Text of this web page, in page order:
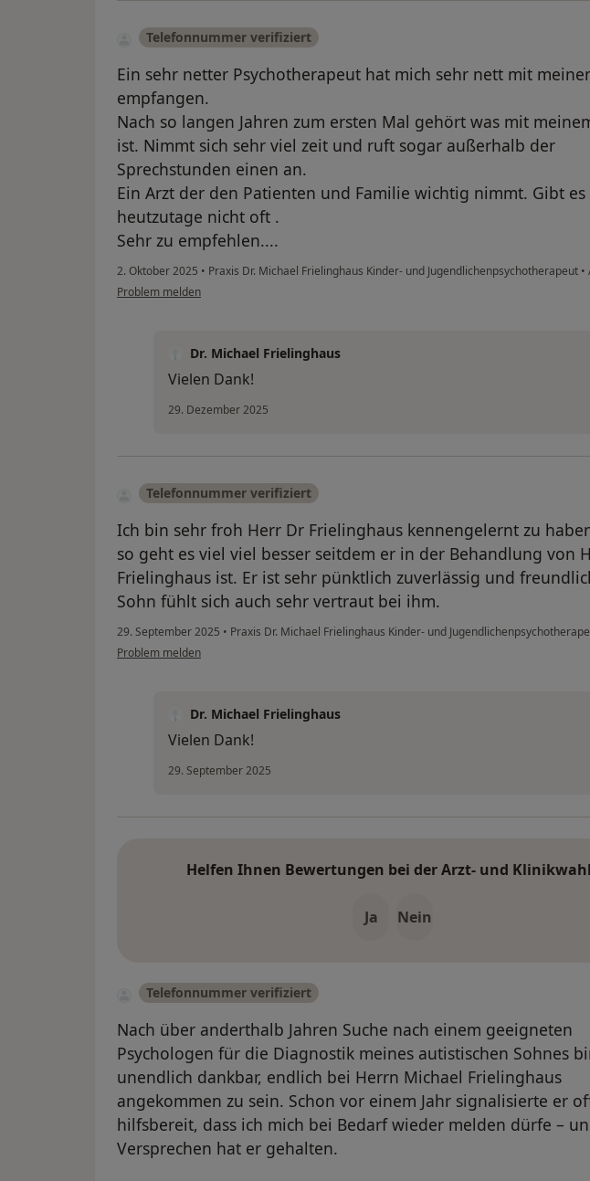
Telefonnummer verifiziert
Ein sehr netter Psychotherapeut hat mich sehr nett mit
empfangen.
Nach so langen Jahren zum ersten Mal gehört was mit
ist. Nimmt sich sehr viel zeit und ruft sogar außerhalb der
Sprechstunden einen an.
Ein Arzt der den Patienten und Familie wichtig nimmt. Gibt
heutzutage nicht oft .
Sehr zu empfehlen....
2. Oktober 2025 • Praxis Dr. Michael Frielinghaus Kinder- und Jugendlichenpsychotherapeut •
Problem melden
Dr. Michael Frielinghaus
Vielen Dank!
29. Dezember 2025
Telefonnummer verifiziert
Ich bin sehr froh Herr Dr Frielinghaus kennengelernt zu
so geht es viel viel besser seitdem er in der Behandlung von
Frielinghaus ist. Er ist sehr pünktlich zuverlässig und
Sohn fühlt sich auch sehr vertraut bei ihm.
29. September 2025 • Praxis Dr. Michael Frielinghaus Kinder- und
Problem melden
Dr. Michael Frielinghaus
Vielen Dank!
29. September 2025
Helfen Ihnen Bewertungen bei der Arzt- und
Ja Nein
Telefonnummer verifiziert
Nach über anderthalb Jahren Suche nach einem geeigneten
Psychologen für die Diagnostik meines autistischen Sohnes
unendlich dankbar, endlich bei Herrn Michael Frielinghaus
angekommen zu sein. Schon vor einem Jahr signalisierte er
hilfsbereit, dass ich mich bei Bedarf wieder melden dürfe –
Versprechen hat er gehalten.